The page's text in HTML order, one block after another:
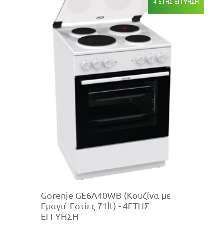
Gorenje GE6A40WB (Κουζίνα με
Εμαγιέ Εστίες 71lt) - 4ΕΤΗΣ
ΕΓΓΥΗΣΗ